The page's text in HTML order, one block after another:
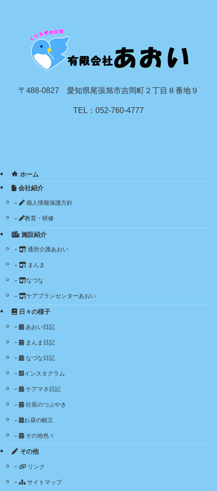
〒488-0827 愛知県尾張旭市吉岡町２丁目８番地９
TEL：052-760-4777
ホーム
会社紹介
個人情報保護方針
教育・研修
施設紹介
通所介護あおい
まんま
なづな
ケアプランセンターあおい
日々の様子
あおい日記
まんま日記
なづな日記
インスタグラム
ケアマネ日記
社長のつぶやき
お昼の献立
その他色々
その他
リンク
サイトマップ